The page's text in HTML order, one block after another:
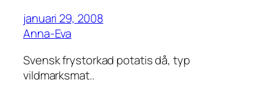
januari 29, 2008
Anna-Eva
Svensk frystorkad potatis då, typ
vildmarksmat..